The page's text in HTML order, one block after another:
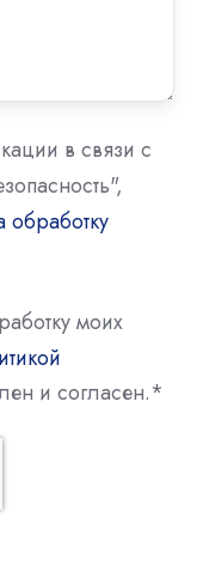
в связи с
обработку
моих
и согласен.*